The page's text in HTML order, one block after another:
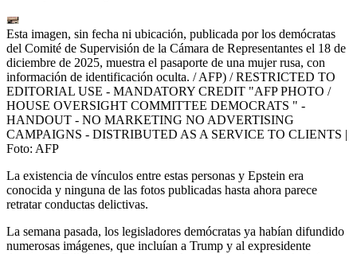
Esta imagen, sin fecha ni ubicación, publicada por los demócratas
del Comité de Supervisión de la Cámara de Representantes el 18 de
diciembre de 2025, muestra el pasaporte de una mujer rusa, con
información de identificación oculta. / AFP) / RESTRICTED TO
EDITORIAL USE - MANDATORY CREDIT "AFP PHOTO /
HOUSE OVERSIGHT COMMITTEE DEMOCRATS " -
HANDOUT - NO MARKETING NO ADVERTISING
CAMPAIGNS - DISTRIBUTED AS A SERVICE TO CLIENTS |
Foto: AFP
La existencia de vínculos entre estas personas y Epstein era
conocida y ninguna de las fotos publicadas hasta ahora parece
retratar conductas delictivas.
La semana pasada, los legisladores demócratas ya habían difundido
numerosas imágenes, que incluían a Trump y al expresidente